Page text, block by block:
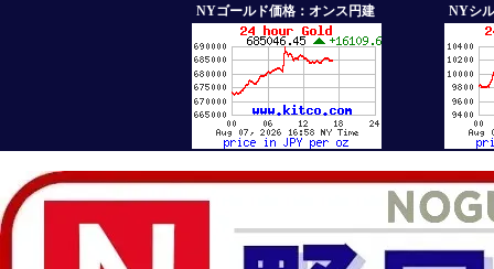
NYゴールド価格：オンス円建 NYシ